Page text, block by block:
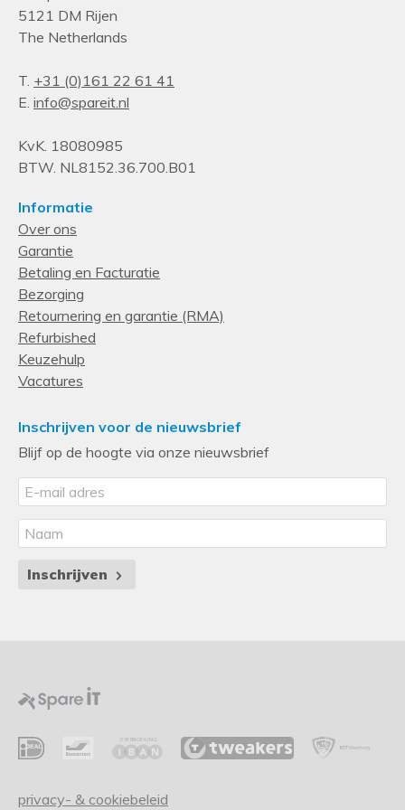
Stekker
Aantal AC uitgangen
12 AC-uitgang(en)
Design
PDU types
5121 DM Rijen
The Netherlands
T. +31 (0)161 22 61 41
E. info@spareit.nl
KvK. 18080985
BTW. NL8152.36.700.B01
Informatie
Over ons
Garantie
Betaling en Facturatie
Bezorging
Retournering en garantie (RMA)
Refurbished
Keuzehulp
Vacatures
Inschrijven voor de nieuwsbrief
Blijf op de hoogte via onze nieuwsbrief
Inschrijven
privacy- & cookiebeleid